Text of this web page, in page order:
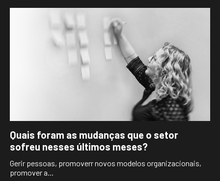
Quais foram as mudanças que o setor
sofreu nesses últimos meses?
Gerir pessoas, promoverr novos modelos organizacionais,
promover a...